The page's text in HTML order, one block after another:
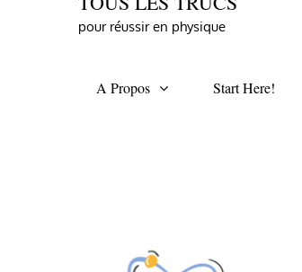
pour réussir en physique
A Propos Start Here!